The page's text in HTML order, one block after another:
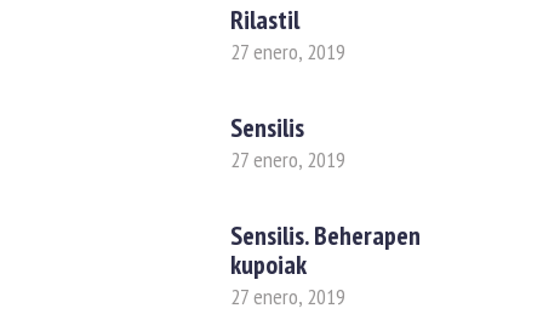
Rilastil
27 enero, 2019
Sensilis
27 enero, 2019
Sensilis. Beherapen
kupoiak
27 enero, 2019